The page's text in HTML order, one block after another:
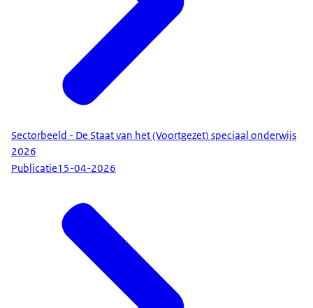
Sectorbeeld - De Staat van het (Voortgezet) speciaal onderwijs
2026
Publicatie15-04-2026